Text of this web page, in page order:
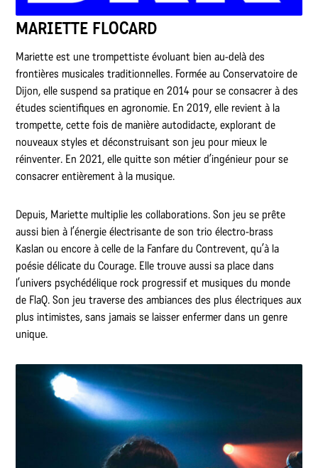
MARIETTE FLOCARD
Mariette est une trompettiste évoluant bien au-delà des
frontières musicales traditionnelles. Formée au Conservatoire de
Dijon, elle suspend sa pratique en 2014 pour se consacrer à des
études scientifiques en agronomie. En 2019, elle revient à la
trompette, cette fois de manière autodidacte, explorant de
nouveaux styles et déconstruisant son jeu pour mieux le
réinventer. En 2021, elle quitte son métier d’ingénieur pour se
consacrer entièrement à la musique.
Depuis, Mariette multiplie les collaborations. Son jeu se prête
aussi bien à l’énergie électrisante de son trio électro-brass
Kaslan ou encore à celle de la Fanfare du Contrevent, qu’à la
poésie délicate du Courage. Elle trouve aussi sa place dans
l’univers psychédélique rock progressif et musiques du monde
de FlaQ. Son jeu traverse des ambiances des plus électriques aux
plus intimistes, sans jamais se laisser enfermer dans un genre
unique.